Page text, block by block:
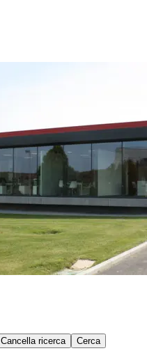
Cancella ricerca Cerca